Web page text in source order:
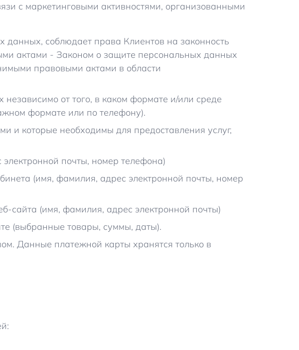
с маркетинговыми активностями, организованными
данных, соблюдает права Клиентов на законность
актами - Законом о защите персональных данных
правовыми актами в области
от того, в каком формате и/или среде
формате или по телефону).
и которые необходимы для предоставления услуг,
почты, номер телефона)
(имя, фамилия, адрес электронной почты, номер
сайта (имя, фамилия, адрес электронной почты)
(выбранные товары, суммы, даты).
Данные платежной карты хранятся только в